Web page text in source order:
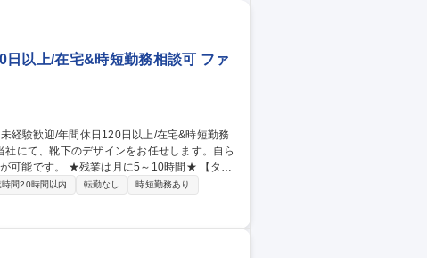
日以上/在宅&時短勤務相談可 ファ
です。 ★残業は月に5～10時間★ 【ター
品質を高めた商品開発の強化や、ヤングミセ
■当社は、靴下/インナーウェアの製造から小
やWEBマーケティング部門を強化し、外部環
時間20時間以内 転勤なし
時短勤務あり